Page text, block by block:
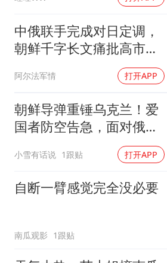
冰｜辣晚报20260805
中俄联手完成对日定调，
朝鲜千字长文痛批高市，
阿尔法军情 打开APP
朝鲜导弹重锤乌克兰！爱
国者防空告急，面对俄朝
联手，泽连斯基到底有多
绝望？
小雪有话说 1跟贴 打开APP
自断一臂感觉完全没必要
南瓜观影 1跟贴